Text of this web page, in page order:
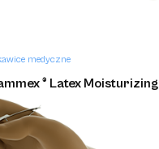
medyczne
® Latex Moisturizing